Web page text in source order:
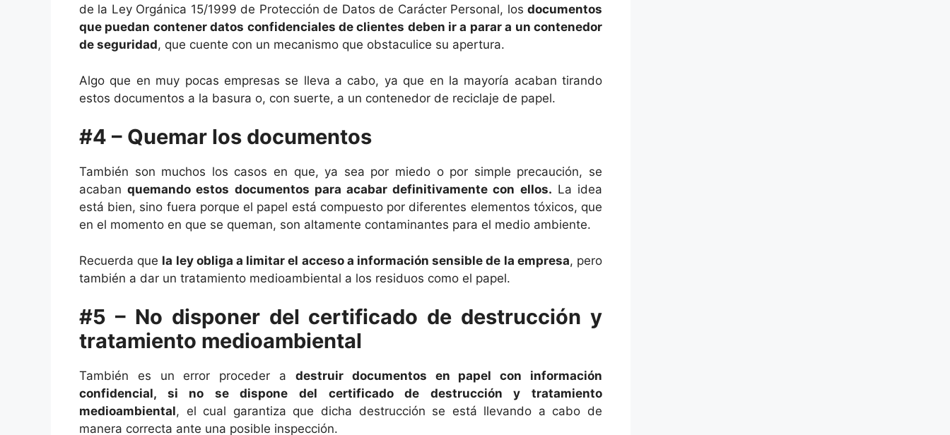
de la Ley Orgánica 15/1999 de Protección de Datos de Carácter Personal, los documentos
que puedan contener datos confidenciales de clientes deben ir a parar a un contenedor
de seguridad, que cuente con un mecanismo que obstaculice su apertura.
Algo que en muy pocas empresas se lleva a cabo, ya que en la mayoría acaban tirando
estos documentos a la basura o, con suerte, a un contenedor de reciclaje de papel.
#4 – Quemar los documentos
También son muchos los casos en que, ya sea por miedo o por simple precaución, se
acabanquemando estos documentos para acabar definitivamente con ellos. La idea
está bien, sino fuera porque el papel está compuesto por diferentes elementos tóxicos, que
en el momento en que se queman, son altamente contaminantes para el medio ambiente.
Recuerda que la ley obliga a limitar el acceso a información sensible de la empresa, pero
también a dar un tratamiento medioambiental a los residuos como el papel.
#5 – No disponer del certificado de destrucción y
tratamiento medioambiental
También es un error proceder a destruir documentos en papel con información
confidencial, si no se dispone del certificado de destrucción y tratamiento
medioambiental, el cual garantiza que dicha destrucción se está llevando a cabo de
manera correcta ante una posible inspección.